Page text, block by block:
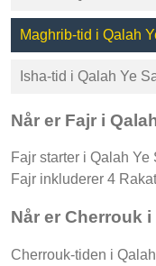
Maghrib-tid i Qalah
Isha-tid i Qalah Ye
Når er Fajr i
Fajr starter i Qalah
Fajr inkluderer 4
Når er Cherrouk
Cherrouk-tiden i